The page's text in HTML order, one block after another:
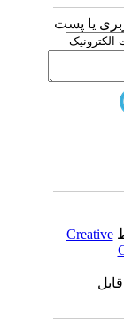
یا پست
Creative